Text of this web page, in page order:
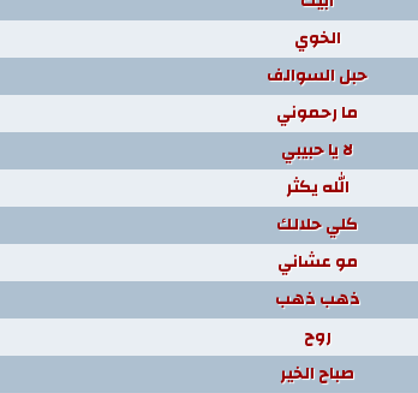
الخوي
حبل السوالف
ما رحموني
لا يا حبيبي
الله يكثر
كلي حلالك
مو عشاني
ذهب ذهب
روح
صباح الخير